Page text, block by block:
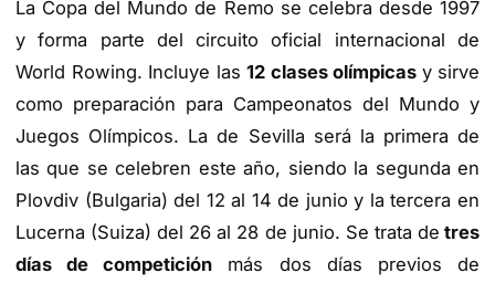
La Copa del Mundo de Remo se celebra desde 1997
y forma parte del circuito oficial internacional de
World Rowing. Incluye las 12 clases olímpicas y sirve
como preparación para Campeonatos del Mundo y
Juegos Olímpicos. La de Sevilla será la primera de
las que se celebren este año, siendo la segunda en
Plovdiv (Bulgaria) del 12 al 14 de junio y la tercera en
Lucerna (Suiza) del 26 al 28 de junio. Se trata de tres
días de competición más dos días previos de